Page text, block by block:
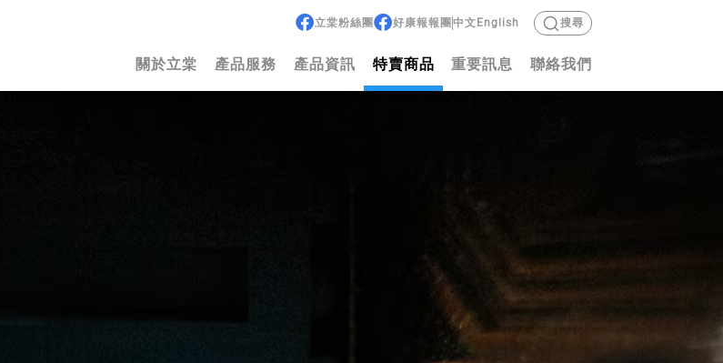
關於立棠 產品服務 產品資訊 特賣商品 重要訊息 聯絡我們
立棠粉絲團 好康報報團 中文 English 搜尋